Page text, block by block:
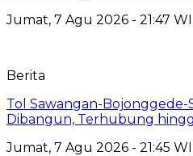
Jumat, 7 Agu 2026 - 21:47
Berita
Tol Sawangan-Bojonggede-
Dibangun, Terhubung
Jumat, 7 Agu 2026 - 21:45